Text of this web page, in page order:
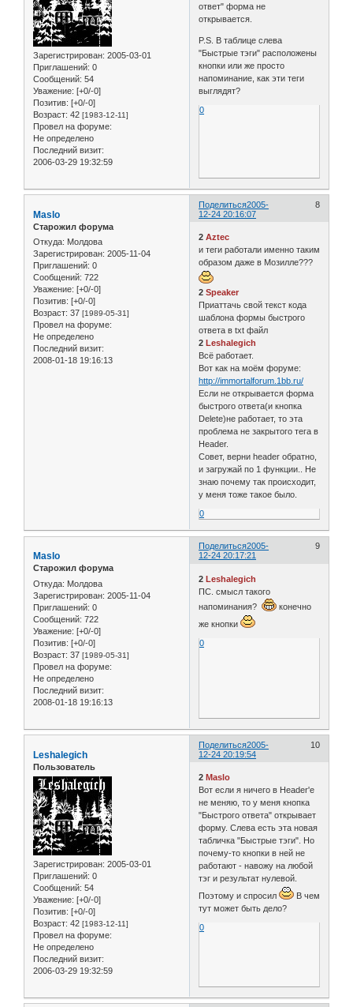
Зарегистрирован: 2005-03-01
Приглашений: 0
Сообщений: 54
Уважение: [+0/-0]
Позитив: [+0/-0]
Возраст: 42 [1983-12-11]
Провел на форуме:
Не определено
Последний визит:
2006-03-29 19:32:59
ответ" форма не
открывается.
P.S. В таблице слева
"Быстрые тэги" расположены
кнопки или же просто
напоминание, как эти теги
выглядят?
0
Поделиться 8
2005-
12-24 20:16:07
Maslo
Старожил форума
Откуда: Молдова
Зарегистрирован: 2005-11-04
Приглашений: 0
Сообщений: 722
Уважение: [+0/-0]
Позитив: [+0/-0]
Возраст: 37 [1989-05-31]
Провел на форуме:
Не определено
Последний визит:
2008-01-18 19:16:13
2Aztec
и теги работали именно таким
образом даже в Мозилле???
2Speaker
Приаттачь свой текст кода
шаблона формы быстрого
ответа в txt файл
2 Leshalegich
Всё работает.
Вот как на моём форуме:
http://immortalforum.1bb.ru/
Если не открывается форма
быстрого ответа(и кнопка
Delete)не работает, то эта
проблема не закрытого тега в
Header.
Совет, верни header обратно,
и загружай по 1 функции.. Не
знаю почему так происходит,
у меня тоже такое было.
0
Поделиться 9
2005-
12-24 20:17:21
Maslo
Старожил форума
Откуда: Молдова
Зарегистрирован: 2005-11-04
Приглашений: 0
Сообщений: 722
Уважение: [+0/-0]
Позитив: [+0/-0]
Возраст: 37 [1989-05-31]
Провел на форуме:
Не определено
Последний визит:
2008-01-18 19:16:13
2Leshalegich
ПС. смысл такого
напоминания?
конечно
же кнопки
0
Поделиться 10
2005-
12-24 20:19:54
Leshalegich
Пользователь
Зарегистрирован: 2005-03-01
Приглашений: 0
Сообщений: 54
Уважение: [+0/-0]
Позитив: [+0/-0]
Возраст: 42 [1983-12-11]
Провел на форуме:
Не определено
Последний визит:
2006-03-29 19:32:59
2Maslo
Вот если я ничего в Header'e
не меняю, то у меня кнопка
"Быстрого ответа" открывает
форму. Слева есть эта новая
табличка "Быстрые тэги". Но
почему-то кнопки в ней не
работают - навожу на любой
тэг и результат нулевой.
Поэтому и спросил
В чем
тут может быть дело?
0